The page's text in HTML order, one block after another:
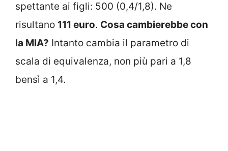
spettante ai figli: 500 (0,4/1,8). Ne
risultano 111 euro. Cosa cambierebbe con
la MIA? Intanto cambia il parametro di
scala di equivalenza, non più pari a 1,8
bensì a 1,4.